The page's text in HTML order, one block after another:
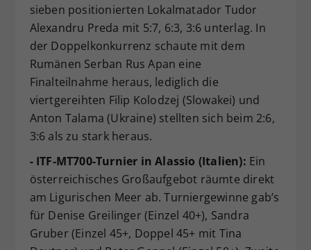
sieben positionierten Lokalmatador Tudor
Alexandru Preda mit 5:7, 6:3, 3:6 unterlag. In
der Doppelkonkurrenz schaute mit dem
Rumänen Serban Rus Apan eine
Finalteilnahme heraus, lediglich die
viertgereihten Filip Kolodzej (Slowakei) und
Anton Talama (Ukraine) stellten sich beim 2:6,
3:6 als zu stark heraus.
- ITF-MT700-Turnier in Alassio (Italien): Ein
österreichisches Großaufgebot räumte direkt
am Ligurischen Meer ab. Turniergewinne gab’s
für Denise Greilinger (Einzel 40+), Sandra
Gruber (Einzel 45+, Doppel 45+ mit Tina